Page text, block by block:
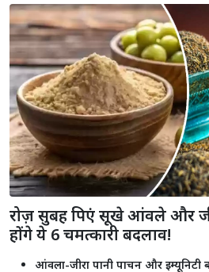
प्रधानमंत्री आवास योजना (शहरी) 2.0 के तहत
करोड़ रुपये की सहायता स्वीकृत